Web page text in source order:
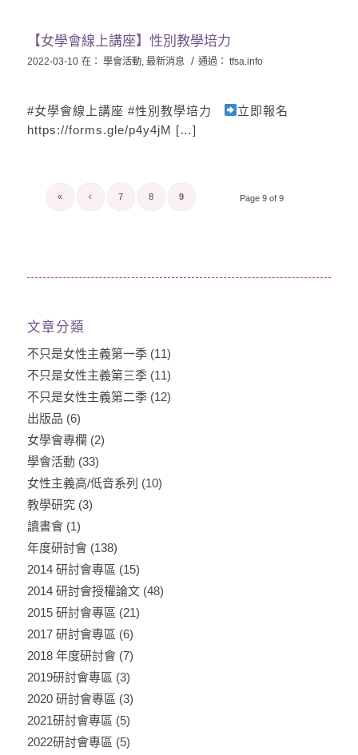
【女學會線上講座】性別教學培力
2022-03-10 在： 學會活動, 最新消息 / 通過： tfsa.info
#女學會線上講座 #性別教學培力
立即報名
https://forms.gle/p4y4jM […]
Page 9 of 9
« ‹ 7 8 9
文章分類
不只是女性主義第一季(11)
不只是女性主義第三季(11)
不只是女性主義第二季(12)
出版品 (6)
女學會專欄 (2)
學會活動 (33)
女性主義高/低音系列 (10)
教學研究(3)
讀書會(1)
年度研討會(138)
2014 研討會專區 (15)
2014 研討會授權論文(48)
2015 研討會專區 (21)
2017 研討會專區 (6)
2018 年度研討會(7)
2019研討會專區 (3)
2020 研討會專區 (3)
2021研討會專區 (5)
2022研討會專區 (5)